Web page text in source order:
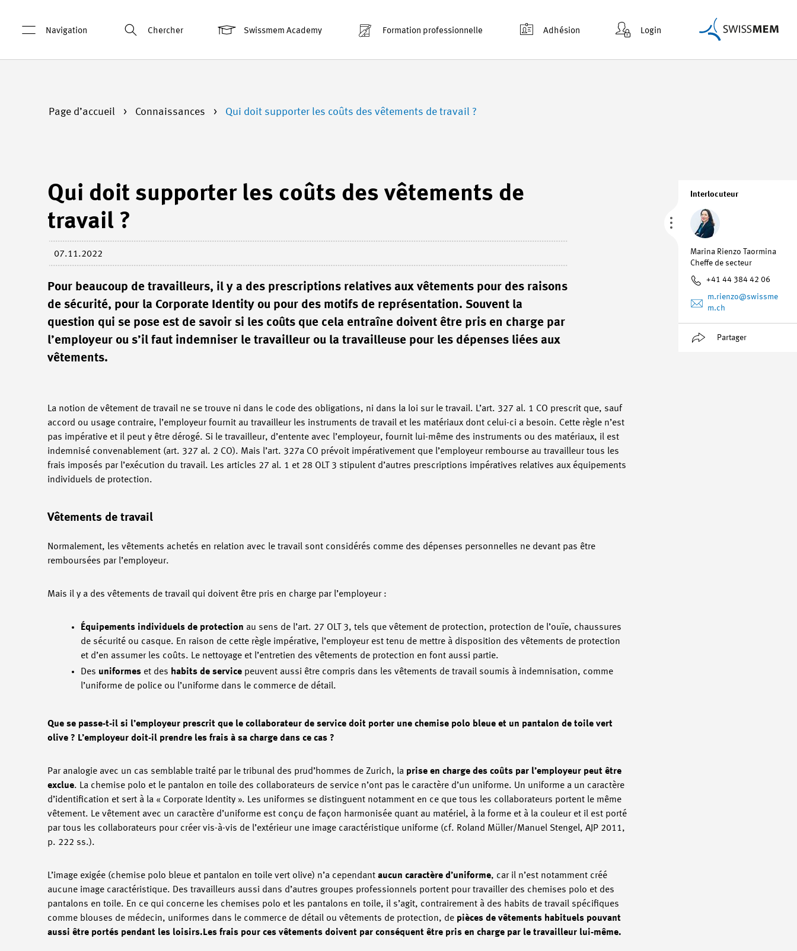
Navigation Chercher Swissmem Academy Formation professionnelle Adhésion Login
Page d’accueil Connaissances Qui doit supporter les coûts des vêtements de travail ?
Interlocuteur
Marina Rienzo Taormina
Cheffe de secteur
+41 44 384 42 06
m.rienzo@swissme
m.ch
Partager
Qui doit supporter les coûts des vêtements de
travail ?
07.11.2022
Pour beaucoup de travailleurs, il y a des prescriptions relatives aux vêtements pour des raisons
de sécurité, pour la Corporate Identity ou pour des motifs de représentation. Souvent la
question qui se pose est de savoir si les coûts que cela entraîne doivent être pris en charge par
l’employeur ou s’il faut indemniser le travailleur ou la travailleuse pour les dépenses liées aux
vêtements.
La notion de vêtement de travail ne se trouve ni dans le code des obligations, ni dans la loi sur le travail. L’art. 327 al. 1 CO prescrit que, sauf
accord ou usage contraire, l’employeur fournit au travailleur les instruments de travail et les matériaux dont celui-ci a besoin. Cette règle n’est
pas impérative et il peut y être dérogé. Si le travailleur, d’entente avec l’employeur, fournit lui-même des instruments ou des matériaux, il est
indemnisé convenablement (art. 327 al. 2 CO). Mais l’art. 327a CO prévoit impérativement que l’employeur rembourse au travailleur tous les
frais imposés par l’exécution du travail. Les articles 27 al. 1 et 28 OLT 3 stipulent d’autres prescriptions impératives relatives aux équipements
individuels de protection.
Vêtements de travail
Normalement, les vêtements achetés en relation avec le travail sont considérés comme des dépenses personnelles ne devant pas être
remboursées par l’employeur.
Mais il y a des vêtements de travail qui doivent être pris en charge par l’employeur :
Équipements individuels de protection au sens de l’art. 27 OLT 3, tels que vêtement de protection, protection de l’ouïe, chaussures
de sécurité ou casque. En raison de cette règle impérative, l’employeur est tenu de mettre à disposition des vêtements de protection
et d’en assumer les coûts. Le nettoyage et l’entretien des vêtements de protection en font aussi partie.
Des uniformes et des habits de service peuvent aussi être compris dans les vêtements de travail soumis à indemnisation, comme
l’uniforme de police ou l’uniforme dans le commerce de détail.
Que se passe-t-il si l’employeur prescrit que le collaborateur de service doit porter une chemise polo bleue et un pantalon de toile vert
olive ? L’employeur doit-il prendre les frais à sa charge dans ce cas ?
Par analogie avec un cas semblable traité par le tribunal des prud’hommes de Zurich, la prise en charge des coûts par l’employeur peut être
exclue. La chemise polo et le pantalon en toile des collaborateurs de service n’ont pas le caractère d’un uniforme. Un uniforme a un caractère
d’identification et sert à la « Corporate Identity ». Les uniformes se distinguent notamment en ce que tous les collaborateurs portent le même
vêtement. Le vêtement avec un caractère d’uniforme est conçu de façon harmonisée quant au matériel, à la forme et à la couleur et il est porté
par tous les collaborateurs pour créer vis-à-vis de l’extérieur une image caractéristique uniforme (cf. Roland Müller/Manuel Stengel, AJP 2011,
p. 222 ss.).
L’image exigée (chemise polo bleue et pantalon en toile vert olive) n’a cependant aucun caractère d’uniforme, car il n’est notamment créé
aucune image caractéristique. Des travailleurs aussi dans d’autres groupes professionnels portent pour travailler des chemises polo et des
pantalons en toile. En ce qui concerne les chemises polo et les pantalons en toile, il s’agit, contrairement à des habits de travail spécifiques
comme blouses de médecin, uniformes dans le commerce de détail ou vêtements de protection, de pièces de vêtements habituels pouvant
aussi être portés pendant les loisirs. Les frais pour ces vêtements doivent par conséquent être pris en charge par le travailleur lui-même.